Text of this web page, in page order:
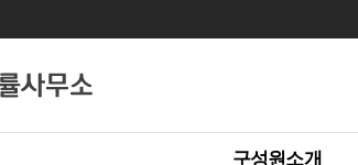
구성원소개